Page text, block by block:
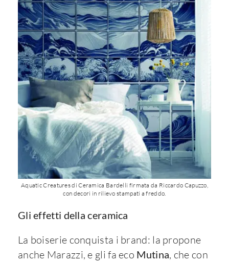
Aquatic Creatures di Ceramica Bardelli firmata da Riccardo Capuzzo,
con decori in rilievo stampati a freddo.
Gli effetti della ceramica
La boiserie conquista i brand: la propone
anche Marazzi, e gli fa eco Mutina, che con